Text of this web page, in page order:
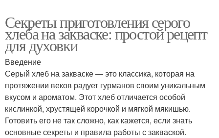
Секреты приготовления серого
хлеба на закваске: простой рецепт
для духовки
Введение
Серый хлеб на закваске — это классика, которая на
протяжении веков радует гурманов своим уникальным
вкусом и ароматом. Этот хлеб отличается особой
кислинкой, хрустящей корочкой и мягкой мякишью.
Готовить его не так сложно, как кажется, если знать
основные секреты и правила работы с закваской.